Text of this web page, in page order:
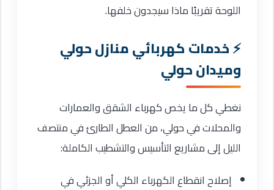
اللوحة تقريبًا ماذا سيجدون خلفها.
خدمات كهربائي منازل حولي
وميدان حولي
نغطي كل ما يخص كهرباء الشقق والعمارات
والمحلات في حولي، من العطل الطارئ في منتصف
الليل إلى مشاريع التأسيس والتشطيب الكاملة:
إصلاح انقطاع الكهرباء الكلي أو الجزئي في